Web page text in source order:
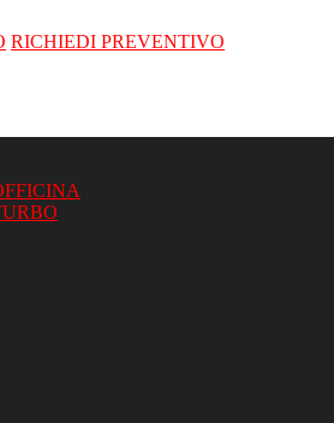
RICHIEDI PREVENTIVO